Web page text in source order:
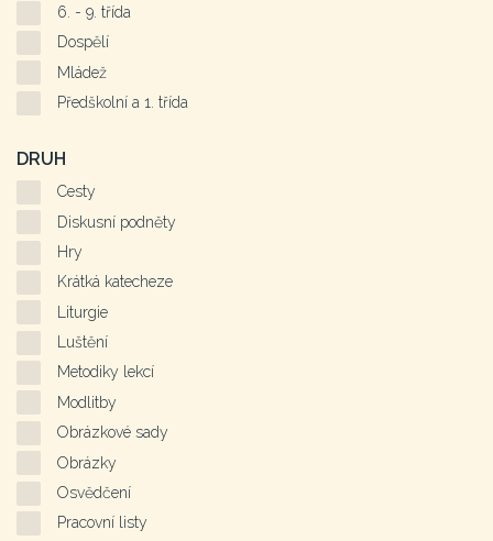
6. - 9. třída
Dospělí
Mládež
Předškolní a 1. třída
DRUH
Cesty
Diskusní podněty
Hry
Krátká katecheze
Liturgie
Luštění
Metodiky lekcí
Modlitby
Obrázkové sady
Obrázky
Osvědčení
Pracovní listy